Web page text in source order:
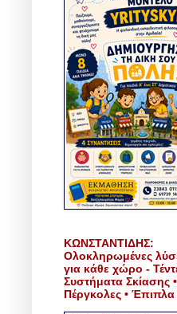
ΚΩΝΣΤΑΝΤΙΔΗΣ:
Ολοκληρωμένες
για κάθε χώρο -
Συστήματα Σκίασης •
Πέργκολες •